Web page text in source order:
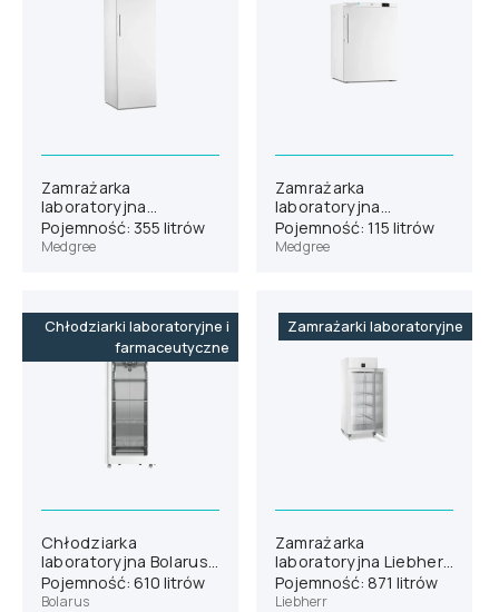
Zamrażarka
laboratoryjna
Medgree MLFE 450 S
Pojemność: 355 litrów
Medgree
Zamrażarka
laboratoryjna
Medgree MLFE 150 S
Pojemność: 115 litrów
Medgree
Chłodziarki laboratoryjne i
farmaceutyczne
Chłodziarka
laboratoryjna Bolarus
SLC 700 GLASS
Pojemność: 610 litrów
Bolarus
Zamrażarki laboratoryjne
Zamrażarka
laboratoryjna Liebherr
SFPvh 8401
Pojemność: 871 litrów
Liebherr